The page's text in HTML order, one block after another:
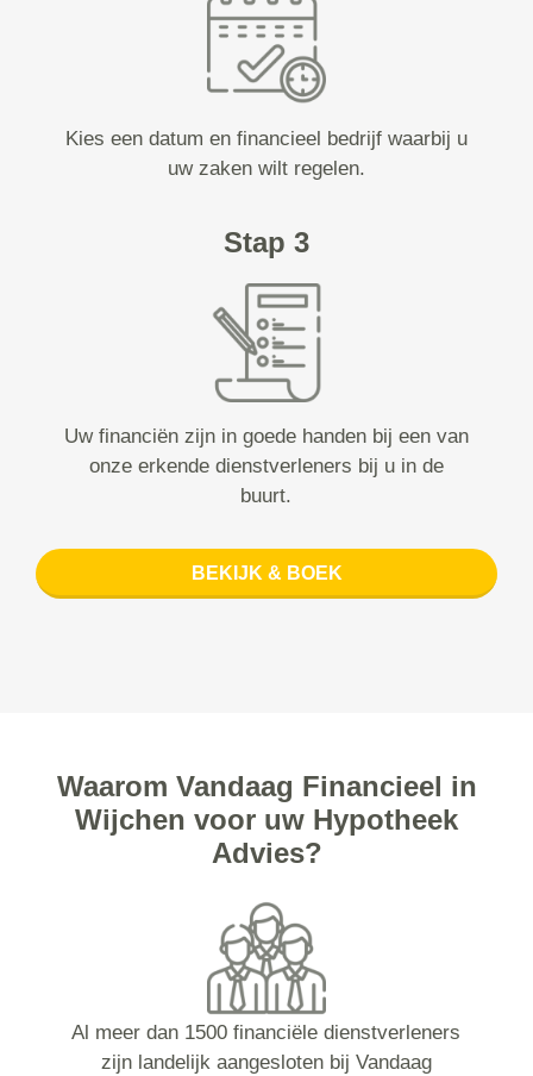
Kies een datum en financieel bedrijf waarbij u
uw zaken wilt regelen.
Stap 3
Uw financiën zijn in goede handen bij een van
onze erkende dienstverleners bij u in de
buurt.
BEKIJK & BOEK
Waarom Vandaag Financieel in
Wijchen voor uw Hypotheek
Advies?
Al meer dan 1500 financiële dienstverleners
zijn landelijk aangesloten bij Vandaag